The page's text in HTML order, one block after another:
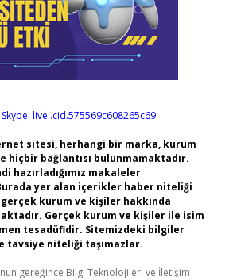
Skype: live:.cid.575569c608265c69
sitesi, herhangi bir marka, kurum
hiçbir bağlantısı bulunmamaktadır.
hazırladığımız makaleler
yer alan içerikler haber niteliği
kurum ve kişiler hakkında
Gerçek kurum ve kişiler ile isim
tesadüfidir. Sitemizdeki bilgiler
tavsiye niteliği taşımazlar.
gereğince Bilgi Teknolojileri ve İletişim